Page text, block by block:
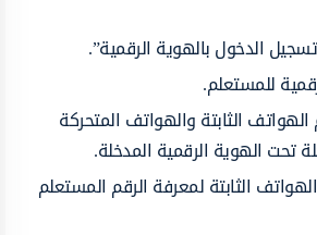
الدخول بالهوية الرقمية”.
للمستعلم.
الثابتة والهواتف المتحركة
تحت الهوية الرقمية المدخلة.
الثابتة لمعرفة الرقم المستعلم